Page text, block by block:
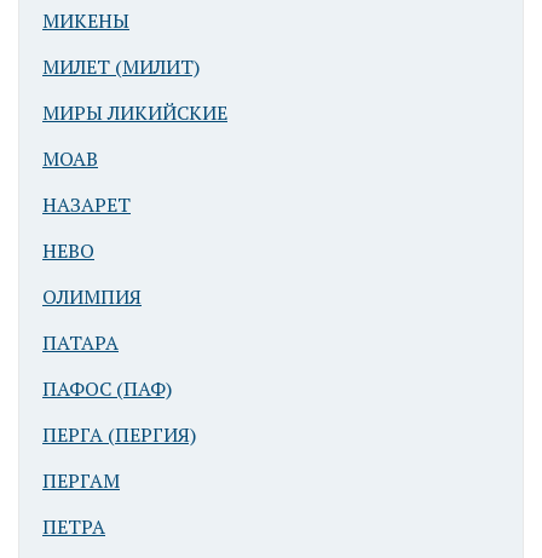
времен
иудейского
царства
бронзового
века
МИКЕНЫ
МИЛЕТ (МИЛИТ)
МИРЫ ЛИКИЙСКИЕ
МОАВ
НАЗАРЕТ
НЕВО
ОЛИМПИЯ
ПАТАРА
ПАФОС (ПАФ)
ПЕРГА (ПЕРГИЯ)
ПЕРГАМ
ПЕТРА